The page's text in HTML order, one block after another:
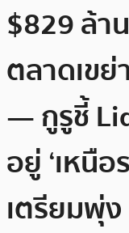
$829 ล้า
ตลาดเขย่
— กูรูชี้
อยู่ ‘เหนื
เตรียมพุ่ง